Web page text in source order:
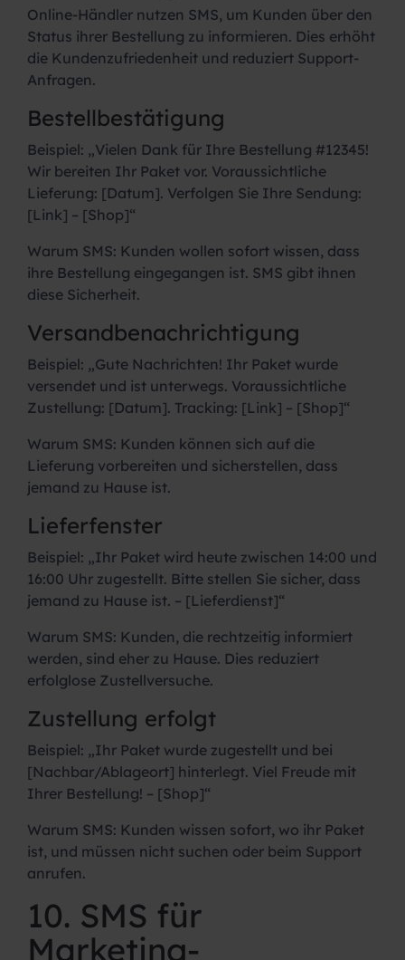
Online-Händler nutzen SMS, um Kunden über den
Status ihrer Bestellung zu informieren. Dies erhöht
die Kundenzufriedenheit und reduziert Support-
Anfragen.
Bestellbestätigung
Beispiel: „Vielen Dank für Ihre Bestellung #12345!
Wir bereiten Ihr Paket vor. Voraussichtliche
Lieferung: [Datum]. Verfolgen Sie Ihre Sendung:
[Link] – [Shop]“
Warum SMS: Kunden wollen sofort wissen, dass
ihre Bestellung eingegangen ist. SMS gibt ihnen
diese Sicherheit.
Versandbenachrichtigung
Beispiel: „Gute Nachrichten! Ihr Paket wurde
versendet und ist unterwegs. Voraussichtliche
Zustellung: [Datum]. Tracking: [Link] – [Shop]“
Warum SMS: Kunden können sich auf die
Lieferung vorbereiten und sicherstellen, dass
jemand zu Hause ist.
Lieferfenster
Beispiel: „Ihr Paket wird heute zwischen 14:00 und
16:00 Uhr zugestellt. Bitte stellen Sie sicher, dass
jemand zu Hause ist. – [Lieferdienst]“
Warum SMS: Kunden, die rechtzeitig informiert
werden, sind eher zu Hause. Dies reduziert
erfolglose Zustellversuche.
Zustellung erfolgt
Beispiel: „Ihr Paket wurde zugestellt und bei
[Nachbar/Ablageort] hinterlegt. Viel Freude mit
Ihrer Bestellung! – [Shop]“
Warum SMS: Kunden wissen sofort, wo ihr Paket
ist, und müssen nicht suchen oder beim Support
anrufen.
10. SMS für
Marketing-